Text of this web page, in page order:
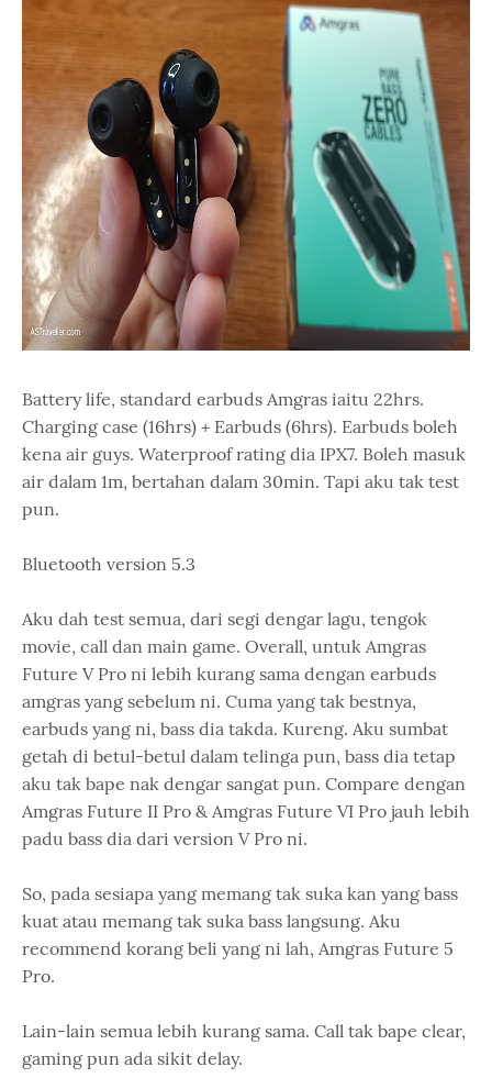
Battery life, standard earbuds Amgras iaitu 22hrs.
Charging case (16hrs) + Earbuds (6hrs). Earbuds boleh
kena air guys. Waterproof rating dia IPX7. Boleh masuk
air dalam 1m, bertahan dalam 30min. Tapi aku tak test
pun.
Bluetooth version 5.3
Aku dah test semua, dari segi dengar lagu, tengok
movie, call dan main game. Overall, untuk Amgras
Future V Pro ni lebih kurang sama dengan earbuds
amgras yang sebelum ni. Cuma yang tak bestnya,
earbuds yang ni, bass dia takda. Kureng. Aku sumbat
getah di betul-betul dalam telinga pun, bass dia tetap
aku tak bape nak dengar sangat pun. Compare dengan
Amgras Future II Pro & Amgras Future VI Pro jauh lebih
padu bass dia dari version V Pro ni.
So, pada sesiapa yang memang tak suka kan yang bass
kuat atau memang tak suka bass langsung. Aku
recommend korang beli yang ni lah, Amgras Future 5
Pro.
Lain-lain semua lebih kurang sama. Call tak bape clear,
gaming pun ada sikit delay.